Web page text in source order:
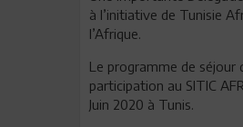
à l’initiative de Tunisie
l’Afrique.
Le programme de
participation au SITIC
Juin 2020 à Tunis.